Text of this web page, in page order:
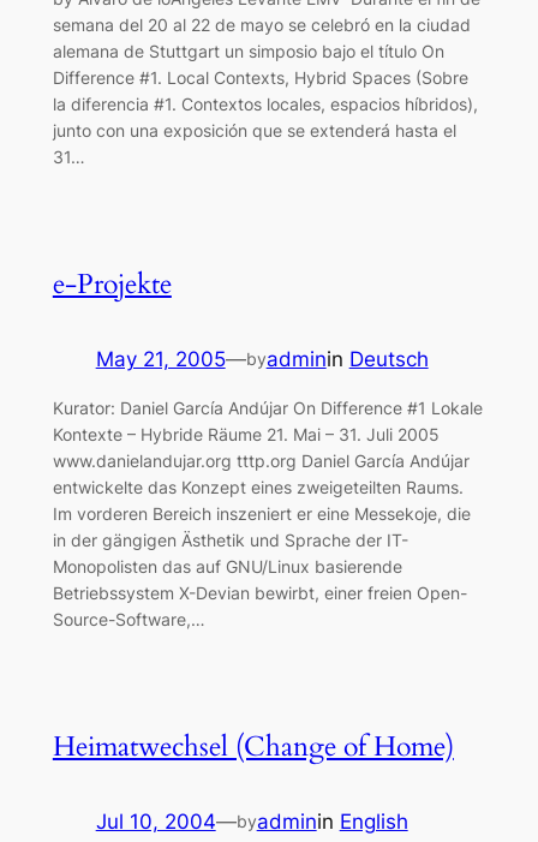
semana del 20 al 22 de mayo se celebró en la ciudad
alemana de Stuttgart un simposio bajo el título On
Difference #1. Local Contexts, Hybrid Spaces (Sobre
la diferencia #1. Contextos locales, espacios híbridos),
junto con una exposición que se extenderá hasta el
31…
e-Projekte
May 21, 2005—byadminin Deutsch
Kurator: Daniel García Andújar On Difference #1 Lokale
Kontexte – Hybride Räume 21. Mai – 31. Juli 2005
www.danielandujar.org tttp.org Daniel García Andújar
entwickelte das Konzept eines zweigeteilten Raums.
Im vorderen Bereich inszeniert er eine Messekoje, die
in der gängigen Ästhetik und Sprache der IT-
Monopolisten das auf GNU/Linux basierende
Betriebssystem X-Devian bewirbt, einer freien Open-
Source-Software,…
Heimatwechsel (Change of Home)
Jul 10, 2004—byadminin English